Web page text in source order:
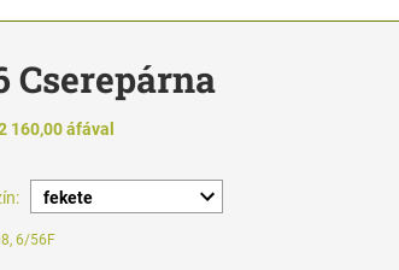
Cserepárna
160,00 áfával
6/56F